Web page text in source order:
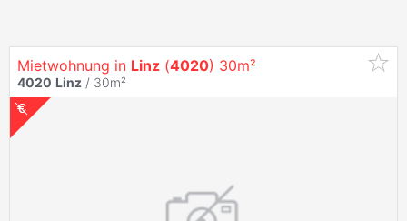
Mietwohnung in Linz (4020) 30m²
4020 Linz / 30m²